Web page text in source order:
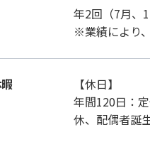
年2回（7月、
※業績により
【休日】
年間120日：
休、配偶者誕